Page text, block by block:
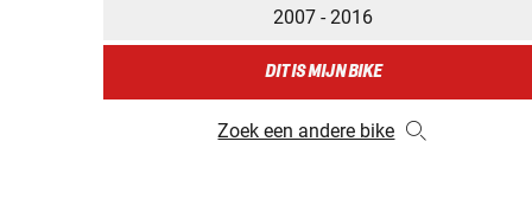
2007 - 2016
DIT IS MIJN BIKE
Zoek een andere bike